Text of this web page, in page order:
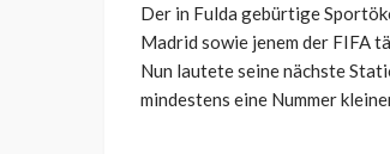
Der in Fulda gebürtige
Madrid sowie jenem der FIFA
Nun lautete seine nächste
mindestens eine Nummer